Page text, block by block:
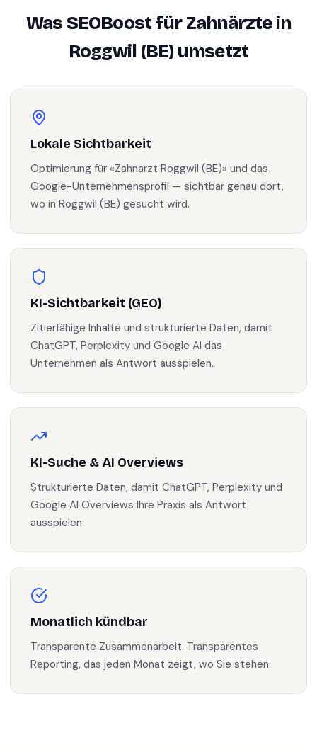
Was SEOBoost fürZahnärztein
Roggwil (BE)umsetzt
Lokale Sichtbarkeit
Optimierung für «Zahnarzt Roggwil (BE)» und das
Google-Unternehmensprofil — sichtbar genau dort,
wo in Roggwil (BE) gesucht wird.
KI-Sichtbarkeit (GEO)
Zitierfähige Inhalte und strukturierte Daten, damit
ChatGPT, Perplexity und Google AI das
Unternehmen als Antwort ausspielen.
KI-Suche & AI Overviews
Strukturierte Daten, damit ChatGPT, Perplexity und
Google AI Overviews Ihre Praxis als Antwort
ausspielen.
Monatlich kündbar
Transparente Zusammenarbeit. Transparentes
Reporting, das jeden Monat zeigt, wo Sie stehen.